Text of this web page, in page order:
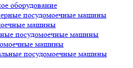
оборудование
посудомоечные машины
машины
посудомоечные машины
машины
посудомоечные машины